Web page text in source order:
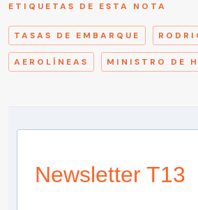
ETIQUETAS DE ESTA NOTA
TASAS DE EMBARQUE
AEROLÍNEAS MINISTRO DE
Newsletter T13